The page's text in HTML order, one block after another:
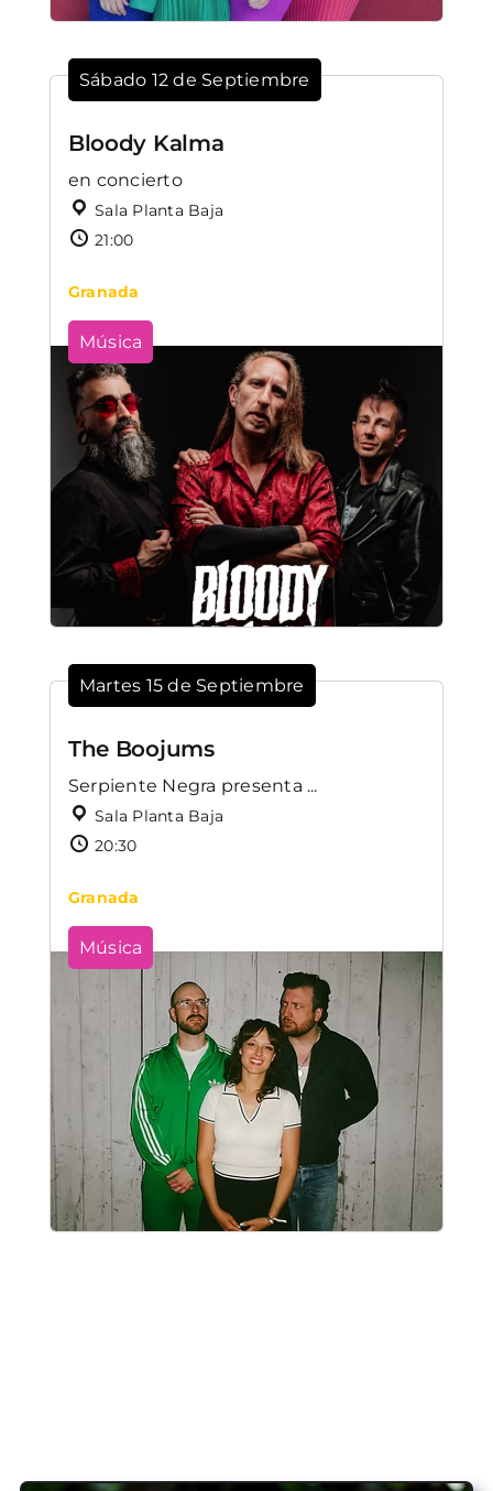
Sábado 12 de Septiembre
Bloody Kalma
en concierto
Sala Planta Baja
21:00
Granada
Música
Martes 15 de Septiembre
The Boojums
Serpiente Negra presenta ...
Sala Planta Baja
20:30
Granada
Música